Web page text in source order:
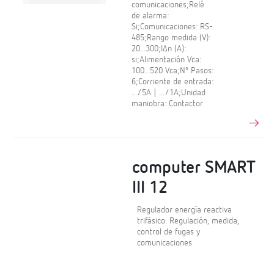
comunicaciones;Relé
de alarma:
Si;Comunicaciones: RS-
485;Rango medida (V):
20...300;IΔn (A):
si;Alimentación Vca:
100...520 Vca;Nº Pasos:
6;Corriente de entrada:
.../5A | .../1A;Unidad
maniobra: Contactor
computer SMART
III 12
Regulador energía reactiva
trifásico. Regulación, medida,
control de fugas y
comunicaciones